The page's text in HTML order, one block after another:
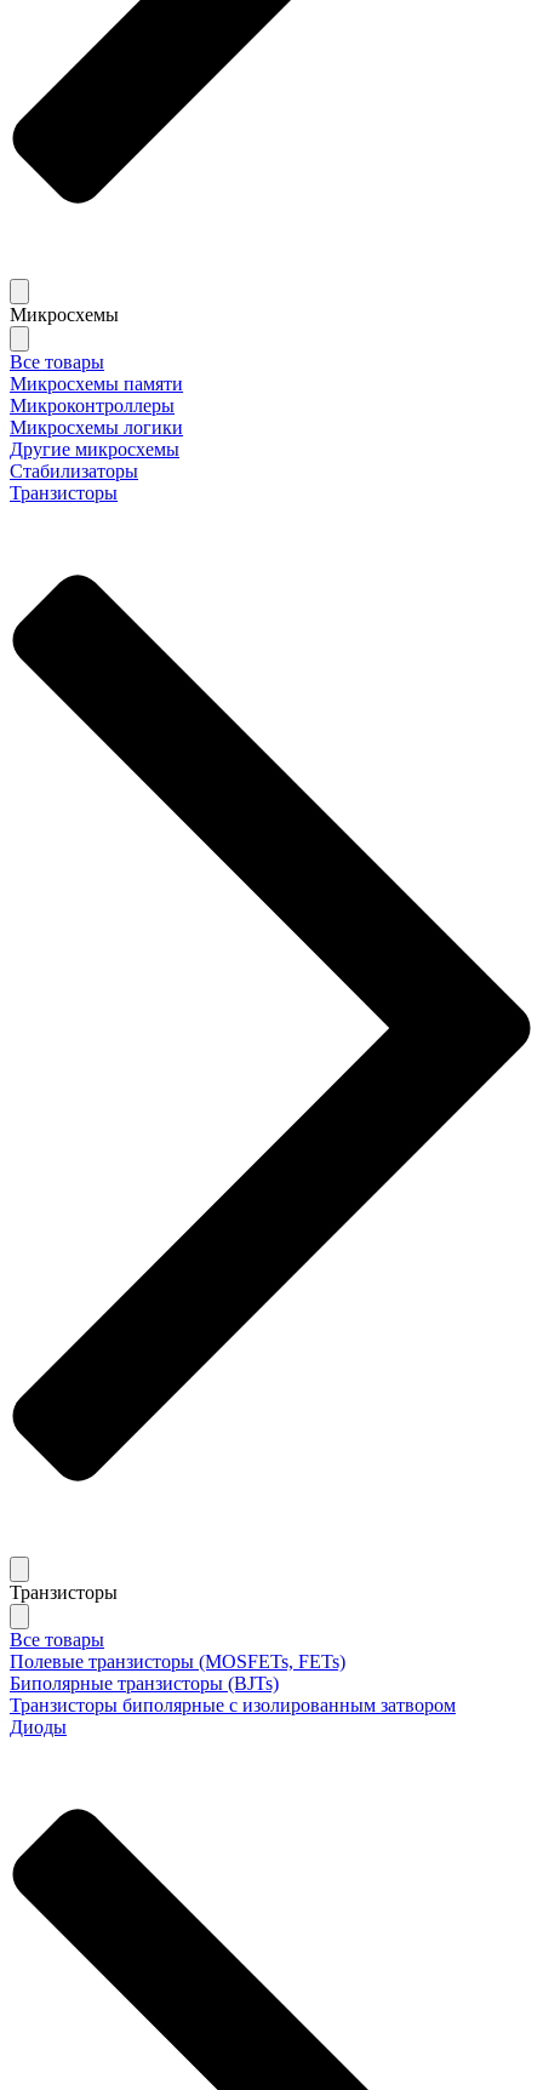
Микросхемы
Все товары
Микросхемы памяти
Микроконтроллеры
Микросхемы логики
Другие микросхемы
Стабилизаторы
Транзисторы
Транзисторы
Все товары
Полевые транзисторы (MOSFETs, FETs)
Биполярные транзисторы (BJTs)
Транзисторы биполярные с изолированным затвором
Диоды